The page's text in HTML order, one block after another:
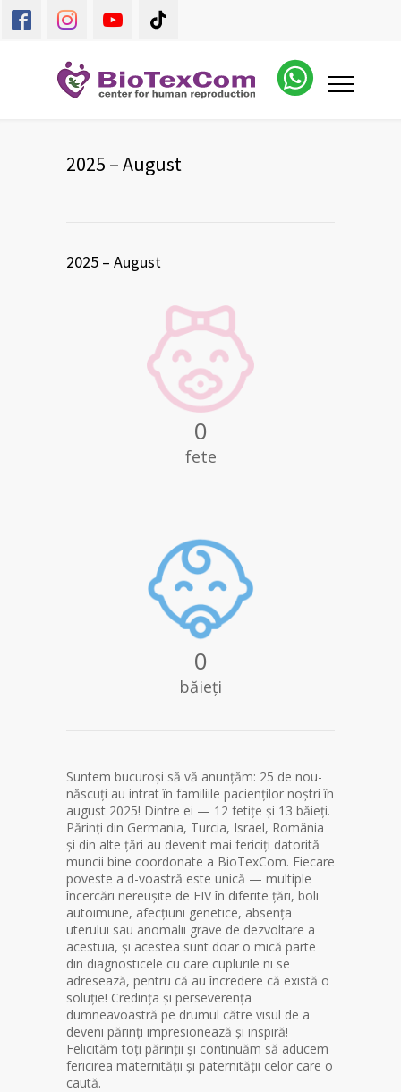
2025 – August
2025 – August
0
fete
0
băieți
Suntem bucuroși să vă anunțăm: 25 de nou-
născuți au intrat în familiile pacienților noștri în
august 2025! Dintre ei — 12 fetițe și 13 băieți.
Părinți din Germania, Turcia, Israel, România
și din alte țări au devenit mai fericiți datorită
muncii bine coordonate a BioTexCom. Fiecare
poveste a d-voastră este unică — multiple
încercări nereușite de FIV în diferite țări, boli
autoimune, afecțiuni genetice, absența
uterului sau anomalii grave de dezvoltare a
acestuia, și acestea sunt doar o mică parte
din diagnosticele cu care cuplurile ni se
adresează, pentru că au încredere că există o
soluție! Credința și perseverența
dumneavoastră pe drumul către visul de a
deveni părinți impresionează și inspiră!
Felicităm toți părinții și continuăm să aducem
fericirea maternității și paternității celor care o
caută.